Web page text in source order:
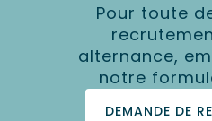
Pour toute
alternance,
notre
DEMANDE DE